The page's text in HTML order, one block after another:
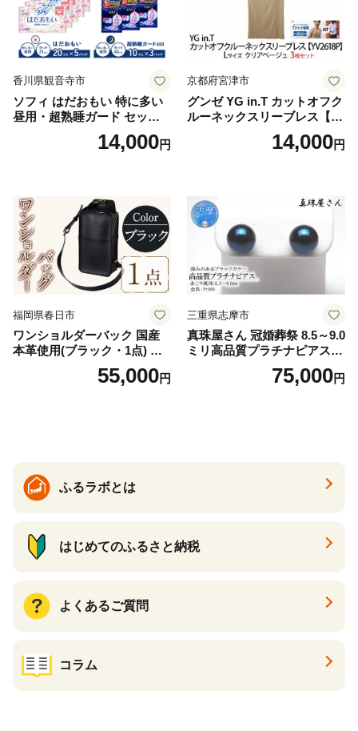
香川県観音寺市
ソフィ はだおもい 特に多い
昼用・超熟睡ガード セット
羽付き ナプキン 生理用品 サ
ニタリー ユニ・チャーム
14,000円
京都府宮津市
グンゼ YG in.T カットオフク
ルーネックスリーブレス【Y
V2618P】Lサイズ クリアベ
ージュ3枚セット [№5716-04
14,000円
福岡県春日市
ワンショルダーバック 国産
本革使用(ブラック・1点) 鞄
バック バッグ カバン レザー
国産 日本製 牛革 黒 革 革製
55,000円
三重県志摩市
真珠屋さん 冠婚葬祭 8.5～9.0
ミリ高品質プラチナピアス P
t900 志摩産アコヤ真珠 ブラ
ックパール 黒真珠75,000円
ふるラボとは
はじめてのふるさと納税
よくあるご質問
コラム